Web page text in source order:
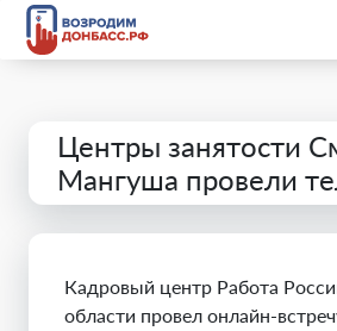
Центры занятости
Мангуша провели
Кадровый центр Работа
области провел онлайн-